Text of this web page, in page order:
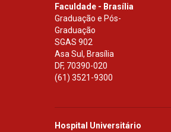
Faculdade - Brasília
Graduação e Pós-
Graduação
SGAS 902
Asa Sul, Brasília
DF, 70390-020
(61) 3521-9300
Hospital Universitário